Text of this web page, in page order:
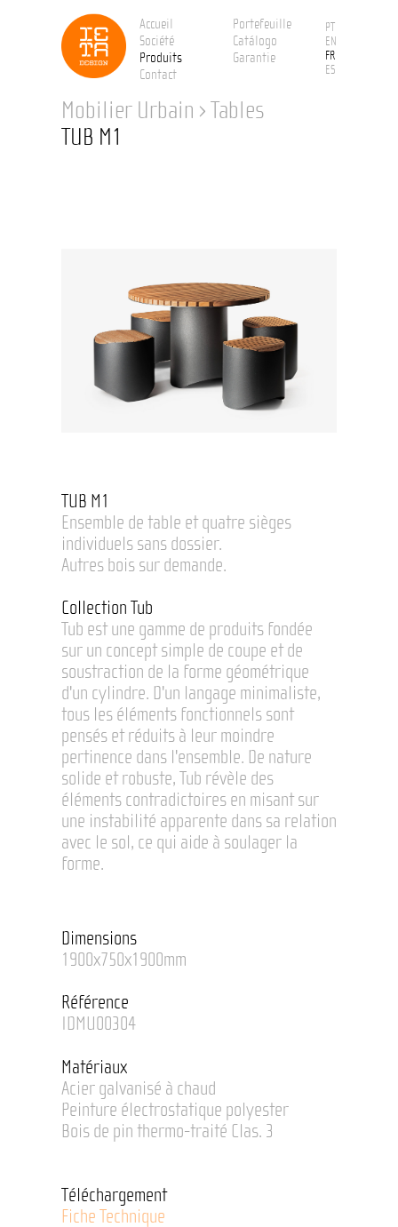
Accueil
Portefeuille
Société
Catálogo
Produits
Garantie
Contact
Mobilier Urbain › Tables
TUB M1
PT
EN
FR
ES
TUB M1
Ensemble de table et quatre sièges
individuels sans dossier.
Autres bois sur demande.
Collection Tub
Tub est une gamme de produits fondée
sur un concept simple de coupe et de
soustraction de la forme géométrique
d'un cylindre. D'un langage minimaliste,
tous les éléments fonctionnels sont
pensés et réduits à leur moindre
pertinence dans l'ensemble. De nature
solide et robuste, Tub révèle des
éléments contradictoires en misant sur
une instabilité apparente dans sa relation
avec le sol, ce qui aide à soulager la
forme.
Dimensions
1900x750x1900mm
Référence
IDMU00304
Matériaux
Acier galvanisé à chaud
Peinture électrostatique polyester
Bois de pin thermo-traité Clas. 3
Téléchargement
Fiche Technique